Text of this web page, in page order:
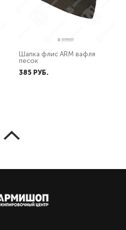
Шапка флис ARM вафля
песок
385 PУБ.